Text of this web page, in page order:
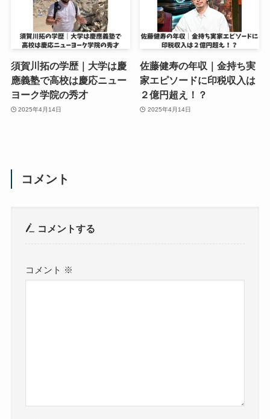
須賀川拓の学歴｜大学は慶
應義塾で高校は慶応ニュー
ヨーク学院の秀才
2025年4月14日
佐藤健寿の年収｜金持ち実
家エピソードに印税収入は
２億円超え！？
2025年4月14日
コメント
コメントする
コメント ※